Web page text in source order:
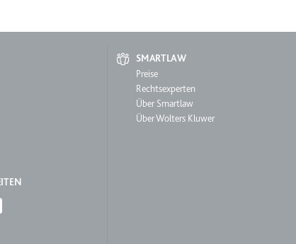
Wird verwendet, um die
Beständig
IndexedDB
SMARTLAW
Smartlaw
Preise
Rechtsexperten
Über Smartlaw
Über Wolters Kluwer